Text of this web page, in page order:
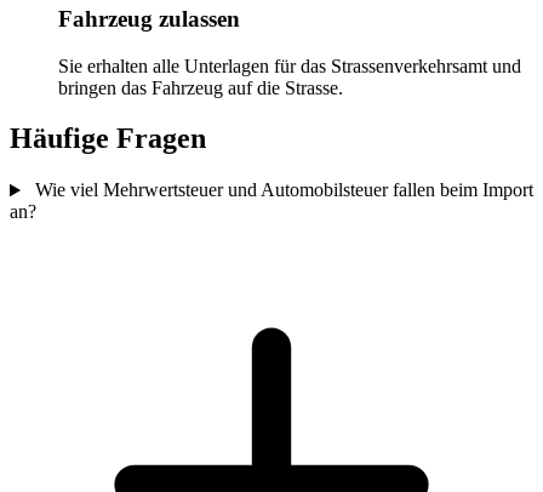
Fahrzeug zulassen
Sie erhalten alle Unterlagen für das Strassenverkehrsamt und
bringen das Fahrzeug auf die Strasse.
Häufige Fragen
Wie viel Mehrwertsteuer und Automobilsteuer fallen beim Import
an?